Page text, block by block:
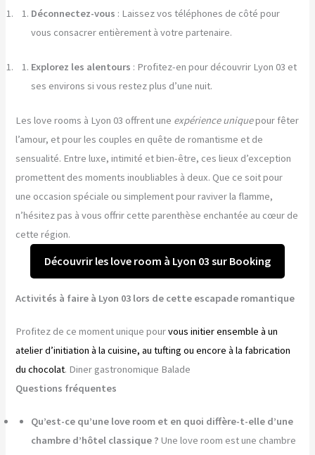
Déconnectez-vous : Laissez vos téléphones de côté pour
vous consacrer entièrement à votre partenaire.
Explorez les alentours : Profitez-en pour découvrir Lyon 03 et
ses environs si vous restez plus d’une nuit.
Les love rooms à Lyon 03 offrent une expérience uniquepour fêter
l’amour, et pour les couples en quête de romantisme et de
sensualité. Entre luxe, intimité et bien-être, ces lieux d’exception
promettent des moments inoubliables à deux. Que ce soit pour
une occasion spéciale ou simplement pour raviver la flamme,
n’hésitez pas à vous offrir cette parenthèse enchantée au cœur de
cette région.
Découvrir les love room à Lyon 03 sur Booking
Activités à faire à Lyon 03 lors de cette escapade romantique
Profitez de ce moment unique pourvous initier ensemble à un
atelier d’initiation à la cuisine, au tufting ou encore à la fabrication
du chocolat. Diner gastronomique Balade
Questions fréquentes
Qu’est-ce qu’une love room et en quoi diffère-t-elle d’une
chambre d’hôtel classique ? Une love room est une chambre